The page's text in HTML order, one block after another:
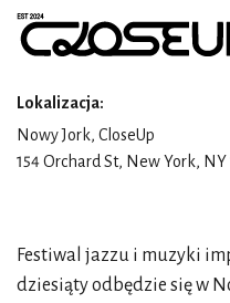
Lokalizacja:
Nowy Jork, CloseUp
154 Orchard St, New York,
Festiwal jazzu i muzyki
dziesiąty odbędzie się w